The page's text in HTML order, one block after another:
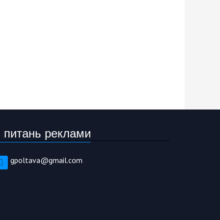
реклами
gpoltava@gmail.com